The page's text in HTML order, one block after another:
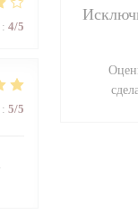
: 4/5
: 5/5